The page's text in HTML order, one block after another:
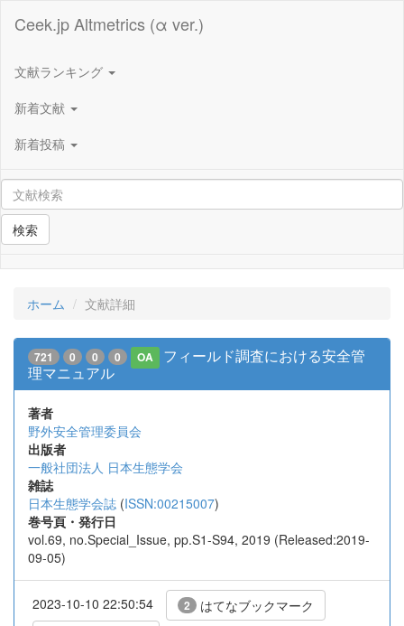
Ceek.jp Altmetrics (α ver.)
文献ランキング
新着文献
新着投稿
検索
ホーム 文献詳細
721 0 0 0 OA
フィールド調査における安全管
理マニュアル
著者
野外安全管理委員会
出版者
一般社団法人 日本生態学会
雑誌
日本生態学会誌 (ISSN:00215007)
巻号頁・発行日
vol.69, no.Special_Issue, pp.S1-S94, 2019 (Released:2019-
09-05)
2023-10-10 22:50:54 2 はてなブックマーク